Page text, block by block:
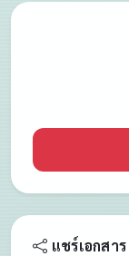
แชร์เอกสาร